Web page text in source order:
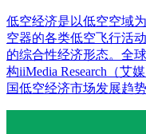
低空经济是以低空空域
空器的各类低空飞行活
的综合性经济形态。全
构iiMedia Research（艾
国低空经济市场发展趋